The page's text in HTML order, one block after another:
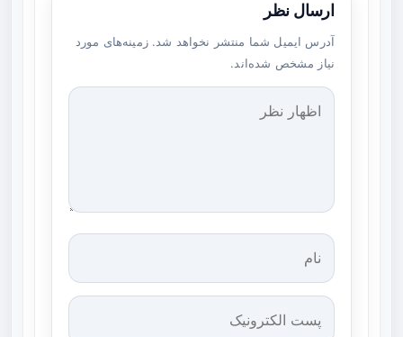
ارسال نظر
آدرس ایمیل شما منتشر نخواهد شد. زمینه‌های مورد
نیاز مشخص شده‌اند.